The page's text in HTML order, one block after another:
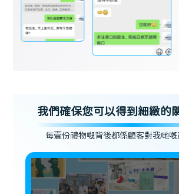
我們確保您可以得到細緻的
每壹份禮物嘅背後都係顧客對我哋